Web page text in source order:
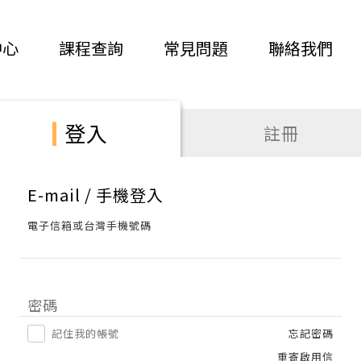
課程查詢 常見問題 聯絡我們
登入 註冊
E-mail / 手機登入
電子信箱或台灣手機號碼
密碼
記住我的帳號
忘記密碼
重寄啟用信